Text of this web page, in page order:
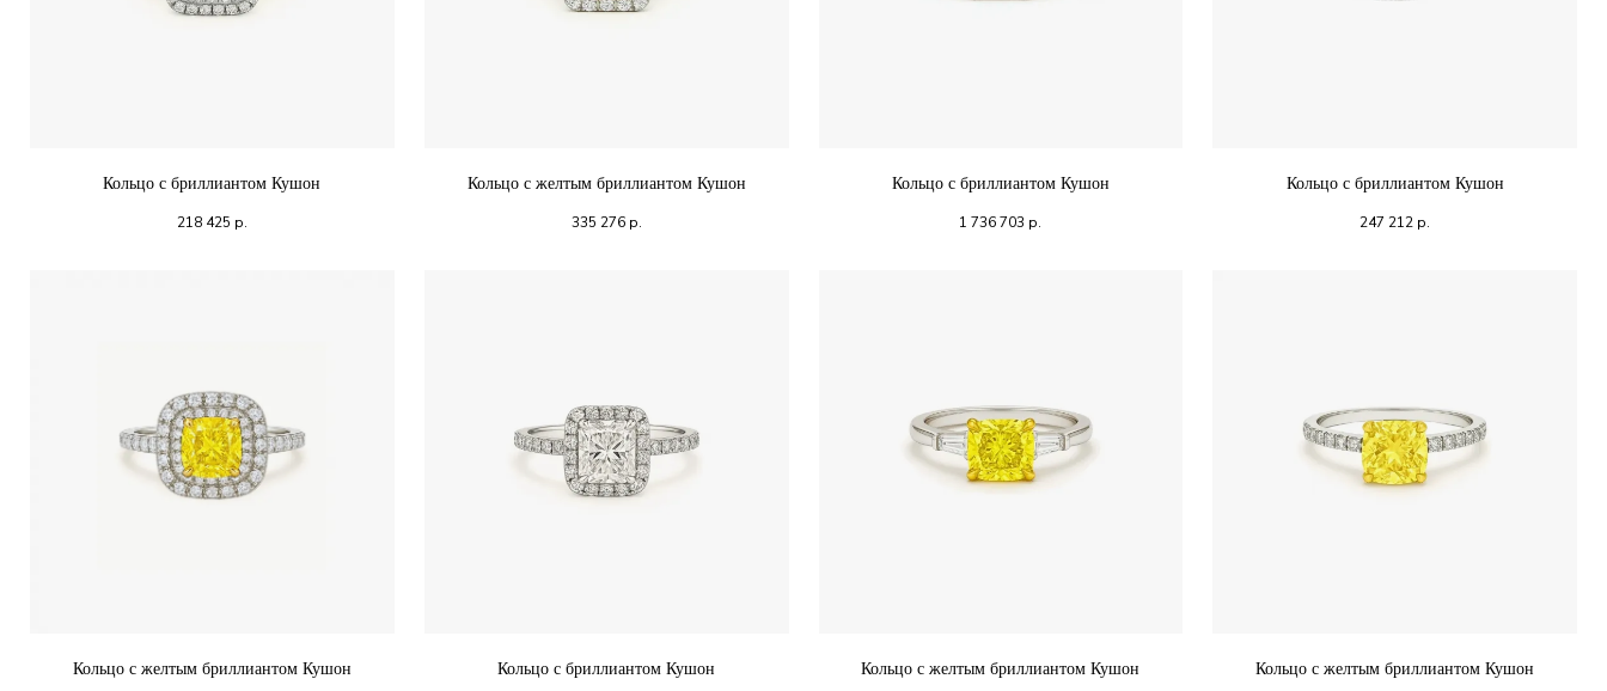
Кольцо с бриллиантом Кушон
218 425 р.
Кольцо с желтым бриллиантом Кушон
335 276р.
Кольцо с бриллиантом Кушон
1 736 703 р.
Кольцо с бриллиантом Кушон
247 212 р.
Кольцо с желтым бриллиантом Кушон Кольцо с бриллиантом Кушон Кольцо с желтым бриллиантом Кушон Кольцо с желтым бриллиантом Кушон